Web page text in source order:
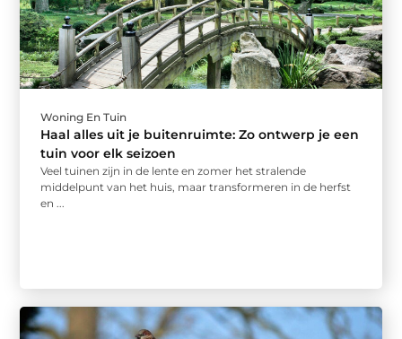
Woning En Tuin
Haal alles uit je buitenruimte: Zo ontwerp je een
tuin voor elk seizoen
Veel tuinen zijn in de lente en zomer het stralende
middelpunt van het huis, maar transformeren in de herfst
en ...